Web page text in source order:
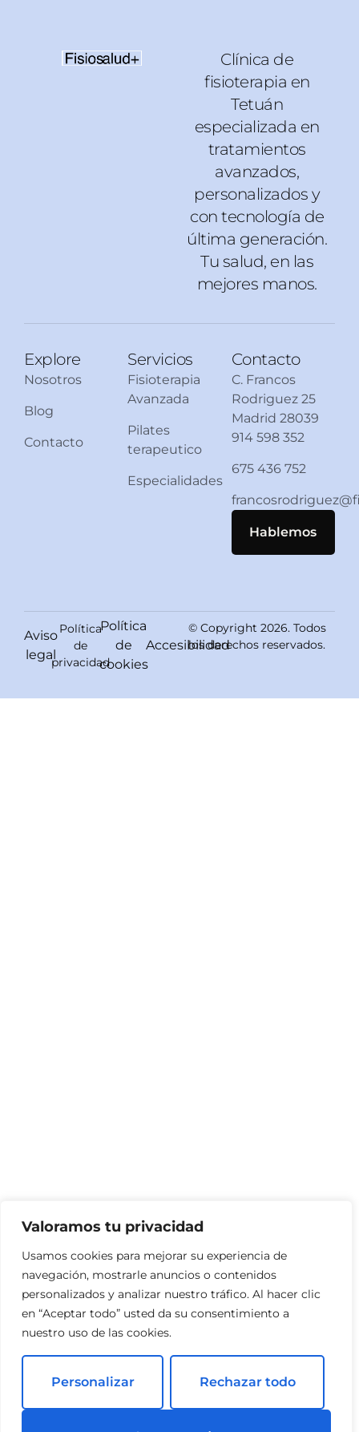
Valoramos tu privacidad
Usamos cookies para mejorar su experiencia de
navegación, mostrarle anuncios o contenidos
personalizados y analizar nuestro tráfico. Al hacer clic
en “Aceptar todo” usted da su consentimiento a
nuestro uso de las cookies.
Personalizar Rechazar todo
Clínica de
fisioterapia en
Tetuán
especializada en
tratamientos
avanzados,
personalizados y
con tecnología de
última generación.
Tu salud, en las
mejores manos.
Explore
Nosotros
Blog
Contacto
Servicios
Fisioterapia
Avanzada
Pilates
terapeutico
Especialidades
Contacto
C. Francos
Rodriguez 25
Madrid 28039
914 598 352
675 436 752
Hablemos
© Copyright 2026. Todos
los derechos reservados.
Aviso
legal
Política
de
privacidad
Política
de
cookies
Accesibilidad